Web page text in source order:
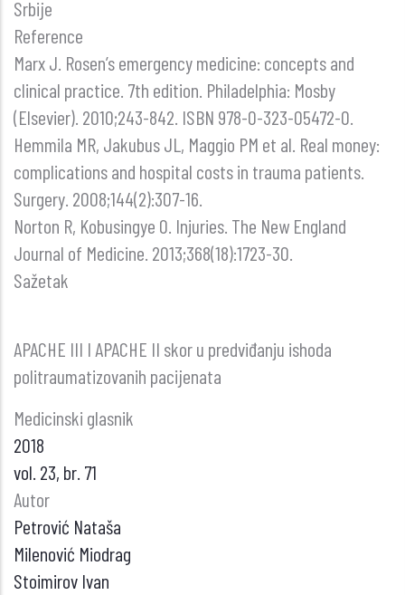
Srbije
Reference
Marx J. Rosen’s emergency medicine: concepts and
clinical practice. 7th edition. Philadelphia: Mosby
(Elsevier). 2010;243-842. ISBN 978-0-323-05472-0.
Hemmila MR, Jakubus JL, Maggio PM et al. Real money:
complications and hospital costs in trauma patients.
Surgery. 2008;144(2):307-16.
Norton R, Kobusingye O. Injuries. The New England
Journal of Medicine. 2013;368(18):1723-30.
Sažetak
APACHE III I APACHE II skor u predviđanju ishoda
politraumatizovanih pacijenata
Medicinski glasnik
2018
vol. 23, br. 71
Autor
Petrović Nataša
Milenović Miodrag
Stoimirov Ivan